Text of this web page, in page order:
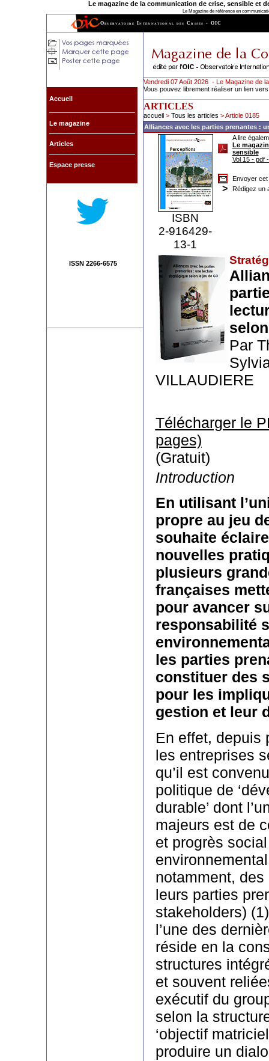
Le magazine de la communication de crise, sensible et
Le Magazine de référence en
Observatoire International des Crises - OIC
Accueil
Le magazine
Articles
Espace presse
ISSN 2266-6575
Vendredi 07 Août 2026 - Le Magazine de
Vous pouvez librement réaliser un lien
ARTICLES
accueil> Tous les articles > Article 0185
Alliances avec les parties prenantes :
ISBN
2-916429-
13-1
A lire
Le
sensible
Vol 15 - pdf
Envoyer cet
> Rédigez un
Par
VILLAUDIERE
Télécharger le
pages)
(Gratuit)
Introduction
En utilisant
propre au jeu
souhaite
nouvelles
plusieurs
françaises
pour avancer
responsabilité
les parties
constituer des
pour les
gestion et leur
En effet, depuis
les entreprises
qu’il est
politique de
durable’ dont
majeurs est de
et progrès
notamment,
leurs parties
stakeholders)
l’une des
réside en la
structures
et souvent
exécutif du
selon la
‘objectif
produire un